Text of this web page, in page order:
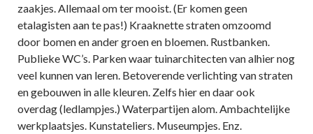
zaakjes. Allemaal om ter mooist. (Er komen geen
etalagisten aan te pas!) Kraaknette straten omzoomd
door bomen en ander groen en bloemen. Rustbanken.
Publieke WC’s. Parken waar tuinarchitecten van alhier nog
veel kunnen van leren. Betoverende verlichting van straten
en gebouwen in alle kleuren. Zelfs hier en daar ook
overdag (ledlampjes.) Waterpartijen alom. Ambachtelijke
werkplaatsjes. Kunstateliers. Museumpjes. Enz.